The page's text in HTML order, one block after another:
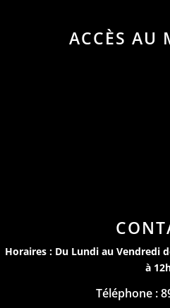
ACCÈS AU
Horaires : Du Lundi au Vendredi
à
Téléphone :